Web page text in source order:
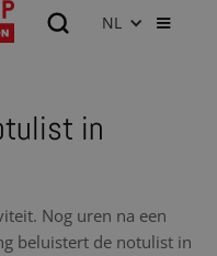
NL
in
Nog uren na een
beluistert de notulist in